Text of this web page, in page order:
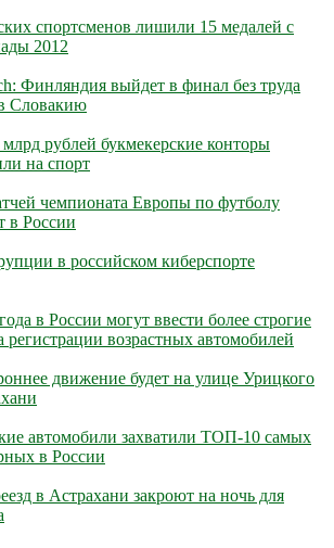
спортсменов лишили 15 медалей с
2012
Финляндия выйдет в финал без труда
Словакию
млрд рублей букмекерские конторы
на спорт
чемпионата Европы по футболу
в России
в российском киберспорте
в России могут ввести более строгие
регистрации возрастных автомобилей
движение будет на улице Урицкого
автомобили захватили ТОП-10 самых
в России
в Астрахани закроют на ночь для